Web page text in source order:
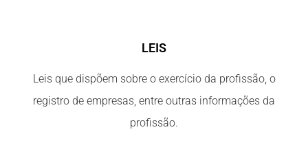
LEIS
Leis que dispõem sobre o exercício da profissão, o
registro de empresas, entre outras informações da
profissão.